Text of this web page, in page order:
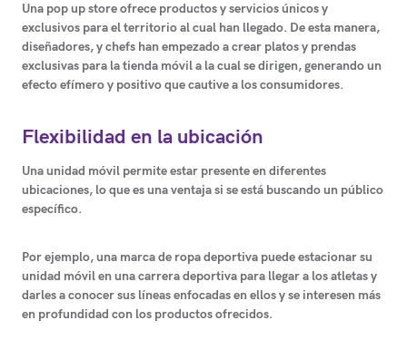
Una pop up store ofrece productos y servicios únicos y
exclusivos para el territorio al cual han llegado. De esta manera,
diseñadores, y chefs han empezado a crear platos y prendas
exclusivas para la tienda móvil a la cual se dirigen, generando un
efecto efímero y positivo que cautive a los consumidores.
Flexibilidad en la ubicación
Una unidad móvil permite estar presente en diferentes
ubicaciones, lo que es una ventaja si se está buscando un público
específico.
Por ejemplo, una marca de ropa deportiva puede estacionar su
unidad móvil en una carrera deportiva para llegar a los atletas y
darles a conocer sus líneas enfocadas en ellos y se interesen más
en profundidad con los productos ofrecidos.